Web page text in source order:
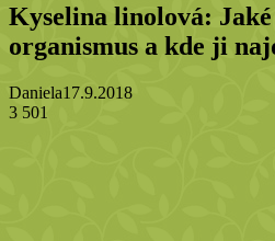
Kyselina linolová:
organismus a kde ji
Daniela17.9.2018
3 501